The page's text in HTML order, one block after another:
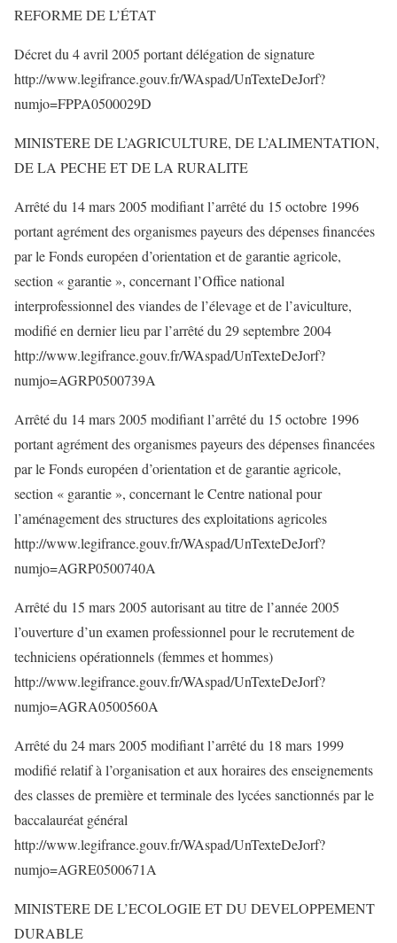
REFORME DE L’ÉTAT
Décret du 4 avril 2005 portant délégation de signature
http://www.legifrance.gouv.fr/WAspad/UnTexteDeJorf?
numjo=FPPA0500029D
MINISTERE DE L’AGRICULTURE, DE L’ALIMENTATION,
DE LA PECHE ET DE LA RURALITE
Arrêté du 14 mars 2005 modifiant l’arrêté du 15 octobre 1996
portant agrément des organismes payeurs des dépenses financées
par le Fonds européen d’orientation et de garantie agricole,
section « garantie », concernant l’Office national
interprofessionnel des viandes de l’élevage et de l’aviculture,
modifié en dernier lieu par l’arrêté du 29 septembre 2004
http://www.legifrance.gouv.fr/WAspad/UnTexteDeJorf?
numjo=AGRP0500739A
Arrêté du 14 mars 2005 modifiant l’arrêté du 15 octobre 1996
portant agrément des organismes payeurs des dépenses financées
par le Fonds européen d’orientation et de garantie agricole,
section « garantie », concernant le Centre national pour
l’aménagement des structures des exploitations agricoles
http://www.legifrance.gouv.fr/WAspad/UnTexteDeJorf?
numjo=AGRP0500740A
Arrêté du 15 mars 2005 autorisant au titre de l’année 2005
l’ouverture d’un examen professionnel pour le recrutement de
techniciens opérationnels (femmes et hommes)
http://www.legifrance.gouv.fr/WAspad/UnTexteDeJorf?
numjo=AGRA0500560A
Arrêté du 24 mars 2005 modifiant l’arrêté du 18 mars 1999
modifié relatif à l’organisation et aux horaires des enseignements
des classes de première et terminale des lycées sanctionnés par le
baccalauréat général
http://www.legifrance.gouv.fr/WAspad/UnTexteDeJorf?
numjo=AGRE0500671A
MINISTERE DE L’ECOLOGIE ET DU DEVELOPPEMENT
DURABLE